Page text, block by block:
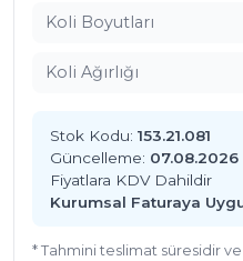
Koli Boyutları
Koli Ağırlığı
Stok Kodu: 153.21.081
Güncelleme: 07.08.2026
Fiyatlara KDV Dahildir
Kurumsal Faturaya
* Tahmini teslimat süresidir